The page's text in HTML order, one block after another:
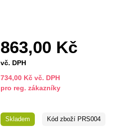
863,00 Kč
vč. DPH
734,00 Kč vč. DPH
pro reg. zákazníky
Skladem Kód zboží PRS004